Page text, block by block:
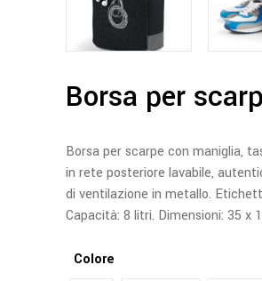
Borsa per
Borsa per scarpe con maniglia,
in rete posteriore lavabile,
di ventilazione in metallo.
Capacità: 8 litri. Dimensioni: 35 x
Colore